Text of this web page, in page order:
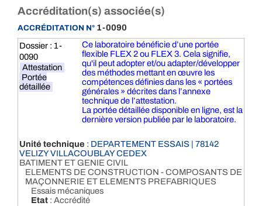
Accréditation(s) associée(s)
ACCRÉDITATION N° 1-0090
Dossier : 1-
0090
Attestation
Portée
détaillée
Ce laboratoire bénéficie d’une portée
flexible FLEX 2 ou FLEX 3. Cela signifie,
qu'il peut adopter et/ou adapter/développer
des méthodes mettant en œuvre les
compétences définies dans les « portées
générales » décrites dans l’annexe
technique de l’attestation.
La portée détaillée disponible en ligne, est la
dernière version publiée par le laboratoire.
Unité technique : DEPARTEMENT ESSAIS | 78142
VELIZY VILLACOUBLAY CEDEX
BATIMENT ET GENIE CIVIL
ELEMENTS DE CONSTRUCTION - COMPOSANTS DE
MAÇONNERIE ET ELEMENTS PREFABRIQUES
Essais mécaniques
Etat : Accrédité